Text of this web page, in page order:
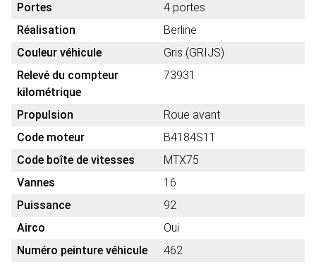
Portes
4 portes
Réalisation
Berline
Couleur véhicule
Gris (GRIJS)
Relevé du compteur
kilométrique
73931
Propulsion
Roue avant
Code moteur
B4184S11
Code boîte de vitesses
MTX75
Vannes
16
Puissance
92
Airco
Oui
Numéro peinture véhicule
462